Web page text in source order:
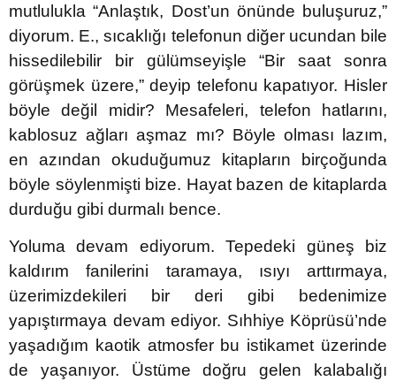
mutlulukla “Anlaştık, Dost’un önünde buluşuruz,”
diyorum. E., sıcaklığı telefonun diğer ucundan bile
hissedilebilir bir gülümseyişle “Bir saat sonra
görüşmek üzere,” deyip telefonu kapatıyor. Hisler
böyle değil midir? Mesafeleri, telefon hatlarını,
kablosuz ağları aşmaz mı? Böyle olması lazım,
en azından okuduğumuz kitapların birçoğunda
böyle söylenmişti bize. Hayat bazen de kitaplarda
durduğu gibi durmalı bence.
Yoluma devam ediyorum. Tepedeki güneş biz
kaldırım fanilerini taramaya, ısıyı arttırmaya,
üzerimizdekileri bir deri gibi bedenimize
yapıştırmaya devam ediyor. Sıhhiye Köprüsü’nde
yaşadığım kaotik atmosfer bu istikamet üzerinde
de yaşanıyor. Üstüme doğru gelen kalabalığı